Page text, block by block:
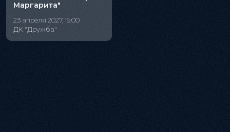
Маргарита"
23 апреля 2027, 19:00
ДК "Дружба"